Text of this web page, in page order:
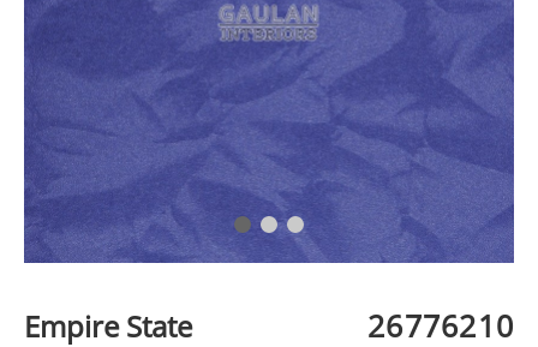
Empire State 26776210